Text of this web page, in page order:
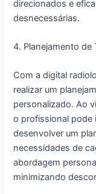
direcionados e
desnecessárias.
4. Planejamento de
Com a digital
realizar um
personalizado. Ao
o profissional pode
desenvolver um
necessidades de
abordagem
minimizando